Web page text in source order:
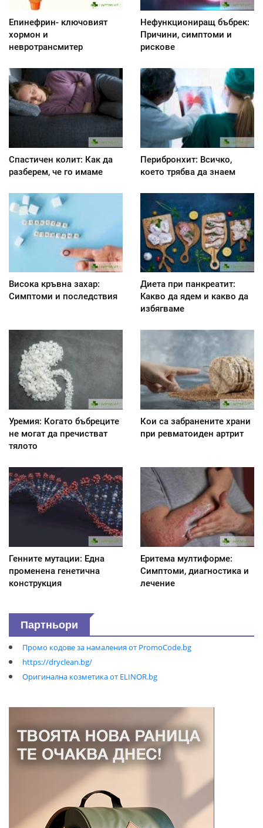
Епинефрин- ключовият
хормон и
невротрансмитер
Нефункциониращ бъбрек:
Причини, симптоми и
рискове
Спастичен колит: Как да
разберем, че го имаме
Перибронхит: Всичко,
което трябва да знаем
Висока кръвна захар:
Симптоми и последствия
Диета при панкреатит:
Kакво да ядем и какво да
избягваме
Уремия: Когато бъбреците
не могат да пречистват
тялото
Кои са забранените храни
при ревматоиден артрит
Генните мутации: Една
променена генетична
конструкция
Еритема мултиформе:
Симптоми, диагностика и
лечение
Партньори
Промо кодове за намаления от PromoCode.bg
https://dryclean.bg/
Оригинална козметика от ELINOR.bg